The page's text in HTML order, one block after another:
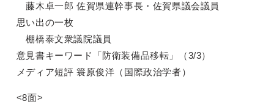
藤木卓一郎 佐賀県連幹事長・佐賀県議会議員
思い出の一枚
棚橋泰文衆議院議員
意見書キーワード「防衛装備品移転」（3/3）
メディア短評 簑原俊洋（国際政治学者）
<8面>